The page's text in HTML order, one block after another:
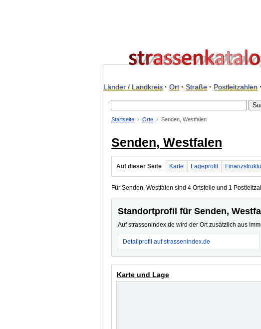
Länder / Landkreis· Ort· Straße· Postleitzahlen
Startseite Orte Senden, Westfalen
Senden, Westfalen
Auf dieser Seite Karte Lageprofil
Für Senden, Westfalen sind 4 Ortsteile und 1
Standortprofil für Senden,
Auf strassenindex.de wird der Ort zusätzlich aus
Detailprofil auf strassenindex.de
Karte und Lage